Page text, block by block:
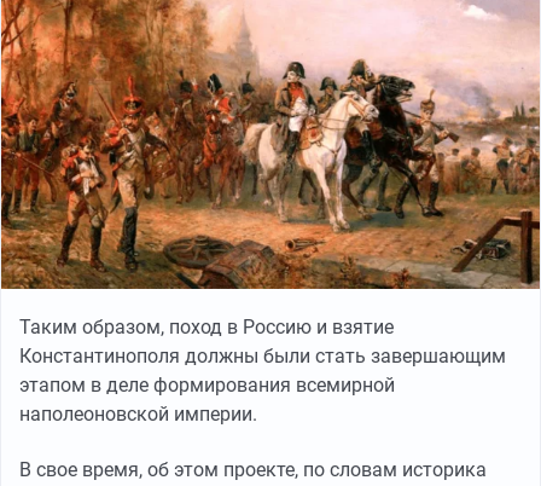
Таким образом, поход в Россию и взятие
Константинополя должны были стать завершающим
этапом в деле формирования всемирной
наполеоновской империи.
В свое время, об этом проекте, по словам историка